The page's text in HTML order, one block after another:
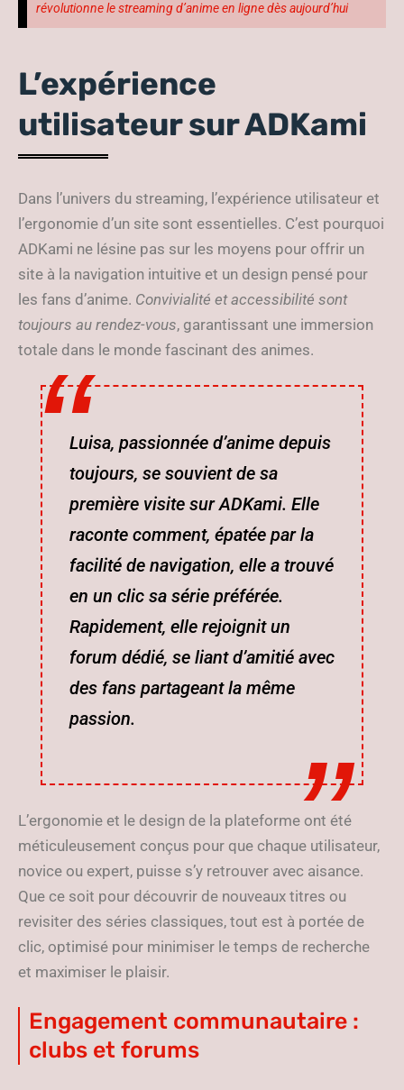
révolutionne le streaming d’anime en ligne dès aujourd’hui
L’expérience
utilisateur sur ADKami
Dans l’univers du streaming, l’expérience utilisateur et
l’ergonomie d’un site sont essentielles. C’est pourquoi
ADKami ne lésine pas sur les moyens pour offrir un
site à la navigation intuitive et un design pensé pour
les fans d’anime. Convivialité et accessibilité sont
toujours au rendez-vous, garantissant une immersion
totale dans le monde fascinant des animes.
Luisa, passionnée d’anime depuis
toujours, se souvient de sa
première visite sur ADKami. Elle
raconte comment, épatée par la
facilité de navigation, elle a trouvé
en un clic sa série préférée.
Rapidement, elle rejoignit un
forum dédié, se liant d’amitié avec
des fans partageant la même
passion.
L’ergonomie et le design de la plateforme ont été
méticuleusement conçus pour que chaque utilisateur,
novice ou expert, puisse s’y retrouver avec aisance.
Que ce soit pour découvrir de nouveaux titres ou
revisiter des séries classiques, tout est à portée de
clic, optimisé pour minimiser le temps de recherche
et maximiser le plaisir.
Engagement communautaire :
clubs et forums